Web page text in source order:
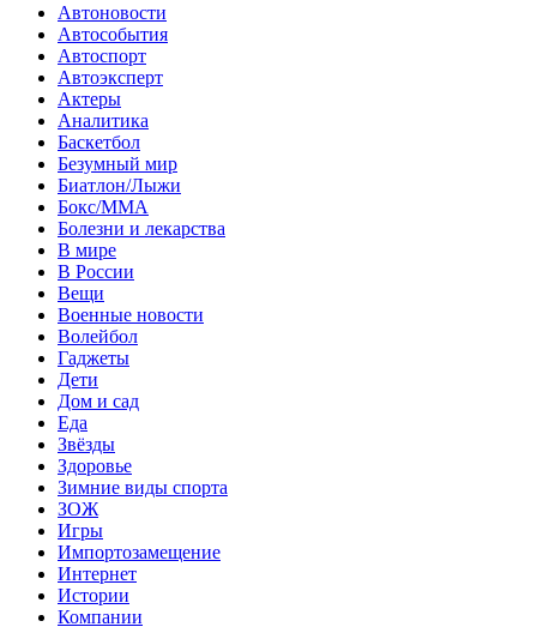
Автоновости
Автособытия
Автоспорт
Автоэксперт
Актеры
Аналитика
Баскетбол
Безумный мир
Биатлон/Лыжи
Бокс/MMA
Болезни и лекарства
В мире
В России
Вещи
Военные новости
Волейбол
Гаджеты
Дети
Дом и сад
Еда
Звёзды
Здоровье
Зимние виды спорта
ЗОЖ
Игры
Импортозамещение
Интернет
Истории
Компании